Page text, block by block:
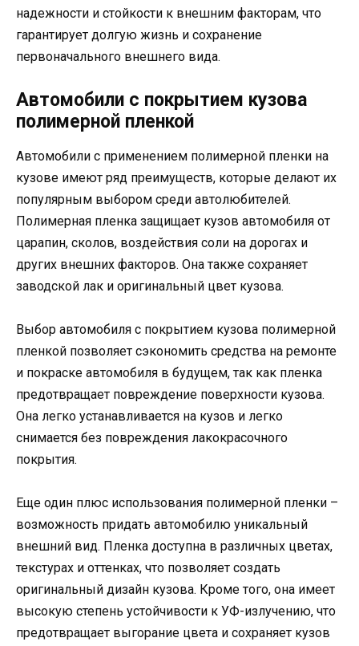
надежности и стойкости к внешним факторам, что
гарантирует долгую жизнь и сохранение
первоначального внешнего вида.
Автомобили с покрытием кузова
полимерной пленкой
Автомобили с применением полимерной пленки на
кузове имеют ряд преимуществ, которые делают их
популярным выбором среди автолюбителей.
Полимерная пленка защищает кузов автомобиля от
царапин, сколов, воздействия соли на дорогах и
других внешних факторов. Она также сохраняет
заводской лак и оригинальный цвет кузова.
Выбор автомобиля с покрытием кузова полимерной
пленкой позволяет сэкономить средства на ремонте
и покраске автомобиля в будущем, так как пленка
предотвращает повреждение поверхности кузова.
Она легко устанавливается на кузов и легко
снимается без повреждения лакокрасочного
покрытия.
Еще один плюс использования полимерной пленки –
возможность придать автомобилю уникальный
внешний вид. Пленка доступна в различных цветах,
текстурах и оттенках, что позволяет создать
оригинальный дизайн кузова. Кроме того, она имеет
высокую степень устойчивости к УФ-излучению, что
предотвращает выгорание цвета и сохраняет кузов